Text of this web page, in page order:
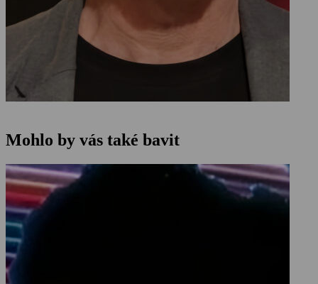
Mohlo by vás také bavit